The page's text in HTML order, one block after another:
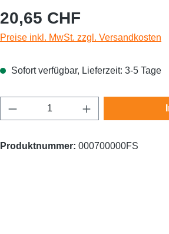
Regulärer Preis:
20,65 CHF
Preise inkl. MwSt. zzgl. Versandkosten
Sofort verfügbar, Lieferzeit: 3-5 Tage
Produkt Anzahl: Gib den
Produktnummer: 000700000FS